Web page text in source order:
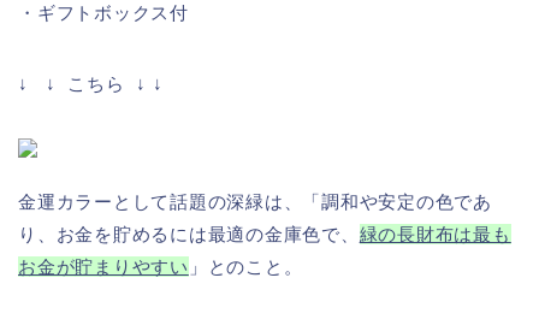
・ギフトボックス付
↓ ↓ こちら ↓ ↓
金運カラーとして話題の深緑は、「調和や安定の色であ
り、お金を貯めるには最適の金庫色で、 緑の長財布は最も
お金が貯まりやすい 」とのこと。